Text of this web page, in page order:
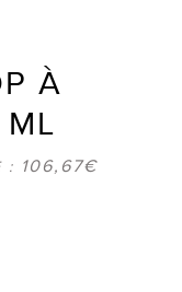
À
: 106,67€